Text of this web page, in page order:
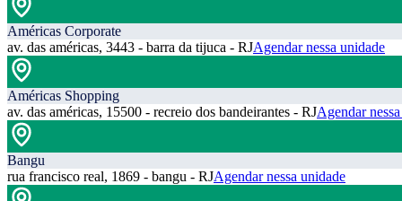
Américas Corporate
av. das américas, 3443 - barra da tijuca - RJAgendar nessa unidade
Américas Shopping
av. das américas, 15500 - recreio dos bandeirantes - RJAgendar
Bangu
rua francisco real, 1869 - bangu - RJAgendar nessa unidade